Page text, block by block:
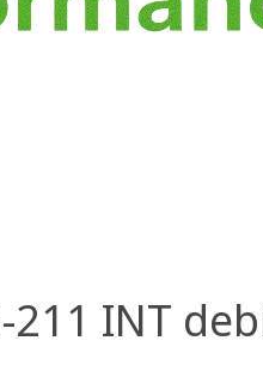
211 INT